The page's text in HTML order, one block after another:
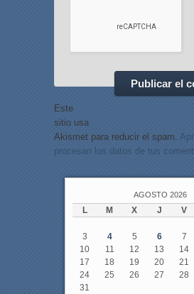
Este
sitio usa
Akismet para reducir el spam.
procesan los datos de tus
AGOSTO 2026
L M X J V
3
4 5 6 7
10
11 12 13 14
17
18 19 20 21
24
25 26 27 28
31